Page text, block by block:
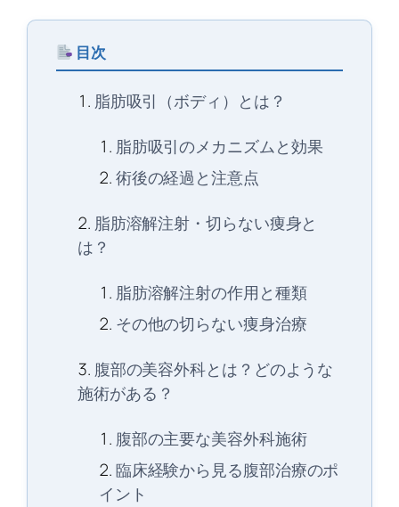
目次
脂肪吸引（ボディ）とは？
脂肪吸引のメカニズムと効果
術後の経過と注意点
脂肪溶解注射・切らない痩身と
は？
脂肪溶解注射の作用と種類
その他の切らない痩身治療
腹部の美容外科とは？どのような
施術がある？
腹部の主要な美容外科施術
臨床経験から見る腹部治療のポ
イント